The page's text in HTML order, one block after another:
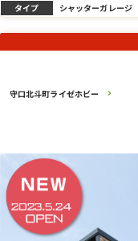
タイプ シャッターガレージ
守口北斗町ライゼホビー